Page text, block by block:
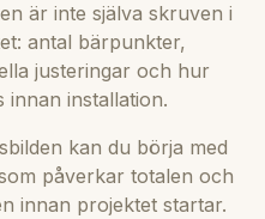
är inte själva skruven i
antal bärpunkter,
justeringar och hur
innan installation.
kan du börja med
påverkar totalen och
innan projektet startar.